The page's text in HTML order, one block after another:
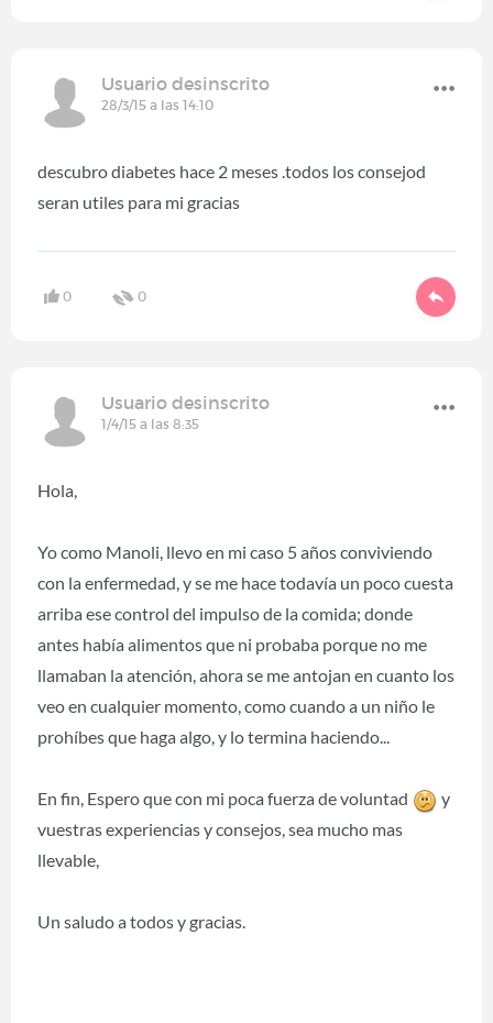
Usuario desinscrito
28/3/15 a las 14:10
descubro diabetes hace 2 meses .todos los consejod
seran utiles para mi gracias
0 0
Usuario desinscrito
1/4/15 a las 8:35
Hola,
Yo como Manoli, llevo en mi caso 5 años conviviendo
con la enfermedad, y se me hace todavía un poco cuesta
arriba ese control del impulso de la comida; donde
antes había alimentos que ni probaba porque no me
llamaban la atención, ahora se me antojan en cuanto los
veo en cualquier momento, como cuando a un niño le
prohíbes que haga algo, y lo termina haciendo...
En fin, Espero que con mi poca fuerza de voluntad
y
vuestras experiencias y consejos, sea mucho mas
llevable,
Un saludo a todos y gracias.